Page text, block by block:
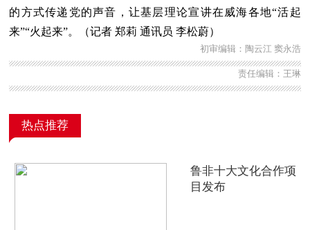
的方式传递党的声音，让基层理论宣讲在威海各地“活起
来”“火起来”。（记者 郑莉 通讯员 李松蔚）
初审编辑：陶云江 窦永浩
责任编辑：王琳
热点推荐
鲁非十大文化合作项
目发布